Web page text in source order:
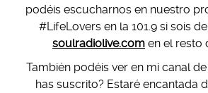
podéis escucharnos en nuestro
#LifeLovers en la 101.9 si sois
soulradiolive.com en el resto
También podéis ver en mi canal de
has suscrito? Estaré encantada